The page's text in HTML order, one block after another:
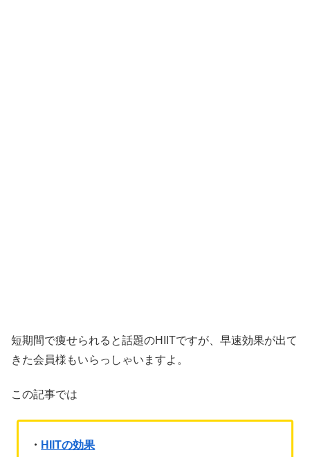
短期間で痩せられると話題のHIITですが、早速効果が出て
きた会員様もいらっしゃいますよ。
この記事では
・ HIITの効果